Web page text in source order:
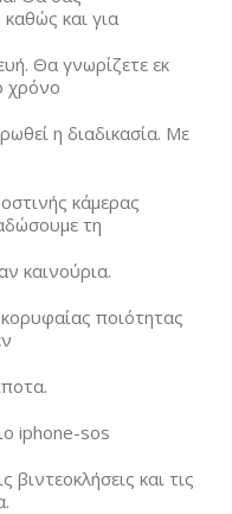
και για
Θα γνωρίζετε εκ
χρόνο
η διαδικασία. Με
κάμερας
τη
καινούρια.
ποιότητας
iphone-sos
βιντεοκλήσεις και τις